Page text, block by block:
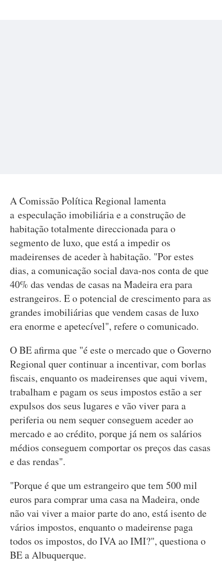
A Comissão Política Regional lamenta
a especulação imobiliária e a construção de
habitação totalmente direccionada para o
segmento de luxo, que está a impedir os
madeirenses de aceder à habitação. "Por estes
dias, a comunicação social dava-nos conta de que
40% das vendas de casas na Madeira era para
estrangeiros. E o potencial de crescimento para as
grandes imobiliárias que vendem casas de luxo
era enorme e apetecível", refere o comunicado.
O BE afirma que "é este o mercado que o Governo
Regional quer continuar a incentivar, com borlas
fiscais, enquanto os madeirenses que aqui vivem,
trabalham e pagam os seus impostos estão a ser
expulsos dos seus lugares e vão viver para a
periferia ou nem sequer conseguem aceder ao
mercado e ao crédito, porque já nem os salários
médios conseguem comportar os preços das casas
e das rendas".
"Porque é que um estrangeiro que tem 500 mil
euros para comprar uma casa na Madeira, onde
não vai viver a maior parte do ano, está isento de
vários impostos, enquanto o madeirense paga
todos os impostos, do IVA ao IMI?", questiona o
BE a Albuquerque.